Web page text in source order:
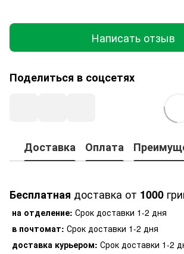
Написать отзыв
Поделиться в соцсетях
Доставка Оплата
Бесплатная доставка от 1000
на отделение: Срок доставки 1-2 дня
в почтомат: Срок доставки 1-2 дня
доставка курьером: Срок доставки 1-2